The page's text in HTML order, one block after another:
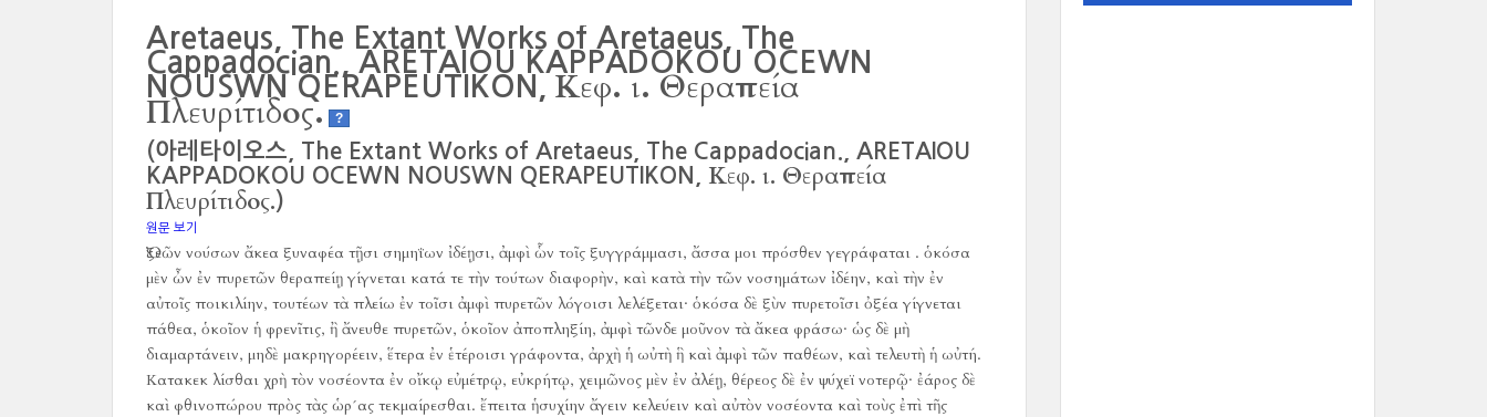
Aretaeus, The Extant Works of Aretaeus, The
Cappadocian., ARETAIOU KAPPADOKOU OCEWN
NOUSWN QERAPEUTIKON, Κεφ. ι. Θεραπεία
Πλευρίτιδος. ?
(아레타이오스, The Extant Works of Aretaeus, The Cappadocian., ARETAIOU
KAPPADOKOU OCEWN NOUSWN QERAPEUTIKON, Κεφ. ι. Θεραπεία
Πλευρίτιδος.)
원문 보기
Ὀξεῶν νούσων ἄκεα ξυναφέα τῇσι σημηΐων ἰδέῃσι, ἀμφὶ ὧν τοῖς ξυγγράμμασι, ἄσσα μοι πρόσθεν γεγράφαται . ὁκόσα
μὲν ὦν ἐν πυρετῶν θεραπείῃ γίγνεται κατά τε τὴν τούτων διαφορὴν, καὶ κατὰ τὴν τῶν νοσημάτων ἰδέην, καὶ τὴν ἐν
αὐτοῖς ποικιλίην, τουτέων τὰ πλείω ἐν τοῖσι ἀμφὶ πυρετῶν λόγοισι λελέξεται· ὁκόσα δὲ ξὺν πυρετοῖσι ὀξέα γίγνεται
πάθεα, ὁκοῖον ἡ φρενῖτις, ἢ ἄνευθε πυρετῶν, ὁκοῖον ἀποπληξίη, ἀμφὶ τῶνδε μοῦνον τὰ ἄκεα φράσω· ὡς δὲ μὴ
διαμαρτάνειν, μηδὲ μακρηγορέειν, ἕτερα ἐν ἑτέροισι γράφοντα, ἀρχὴ ἡ ωὐτὴ ἣ καὶ ἀμφὶ τῶν παθέων, καὶ τελευτὴ ἡ ωὐτή.
Κατακεκ λίσθαι χρὴ τὸν νοσέοντα ἐν οἴκῳ εὐμέτρῳ, εὐκρήτῳ, χειμῶνος μὲν ἐν ἀλέῃ, θέρεος δὲ ἐν ψύχεϊ νοτερῷ· ἐάρος δὲ
καὶ φθινοπώρου πρὸς τὰς ὡρ´ας τεκμαίρεσθαι. ἔπειτα ἡσυχίην ἄγειν κελεύειν καὶ αὐτὸν νοσέοντα καὶ τοὺς ἐπὶ τῆς